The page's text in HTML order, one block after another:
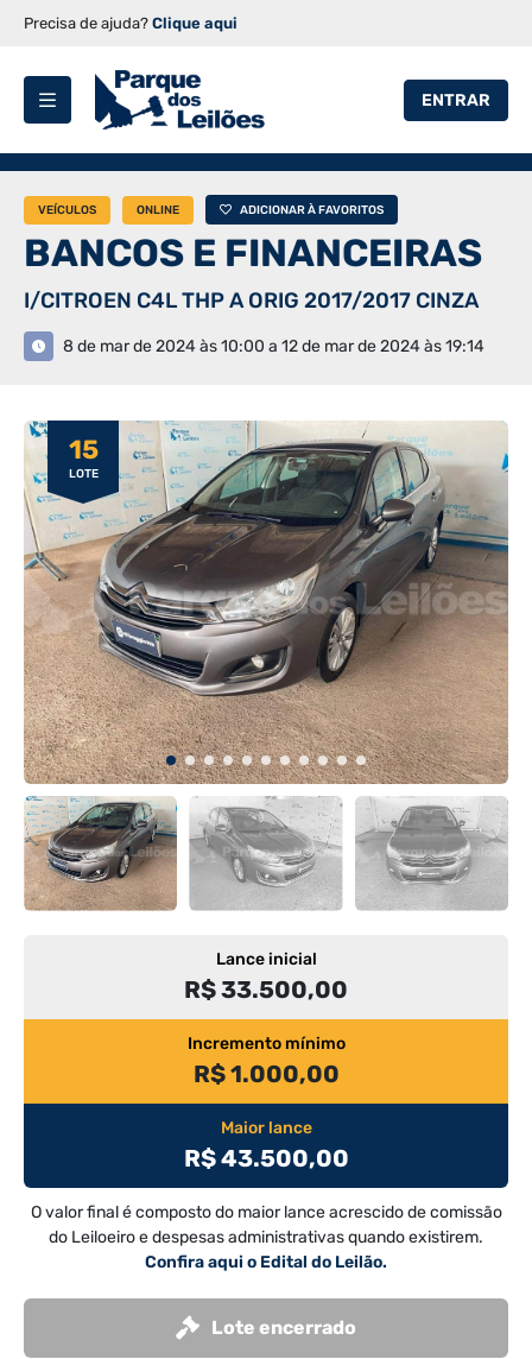
Precisa de ajuda? Clique aqui
ENTRAR
VEÍCULOS ONLINE ADICIONAR À FAVORITOS
BANCOS E FINANCEIRAS
I/CITROEN C4L THP A ORIG 2017/2017 CINZA
8 de mar de 2024 às 10:00 a 12 de mar de 2024 às 19:14
15
LOTE
Lance inicial
R$ 33.500,00
Incremento mínimo
R$ 1.000,00
Maior lance
R$ 43.500,00
O valor final é composto do maior lance acrescido de comissão
do Leiloeiro e despesas administrativas quando existirem.
Confira aqui o Edital do Leilão.
Lote encerrado